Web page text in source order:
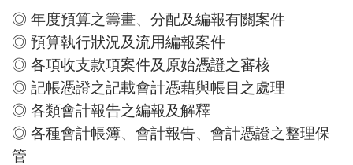
◎ 年度預算之籌畫、分配及編報有關案件
◎ 預算執行狀況及流用編報案件
◎ 各項收支款項案件及原始憑證之審核
◎ 記帳憑證之記載會計憑藉與帳目之處理
◎ 各類會計報告之編報及解釋
◎ 各種會計帳簿、會計報告、會計憑證之整理保
管